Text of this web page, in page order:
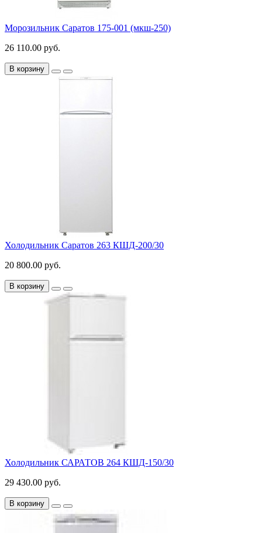
Морозильник Саратов 175-001 (мкш-250)
26 110.00 руб.
В корзину
Холодильник Саратов 263 КШД-200/30
20 800.00 руб.
В корзину
Холодильник САРАТОВ 264 КШД-150/30
29 430.00 руб.
В корзину